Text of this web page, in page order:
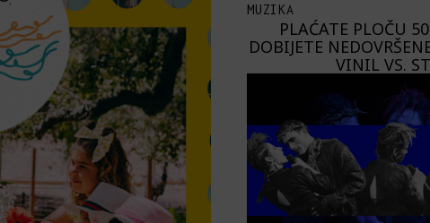
MUZIKA
PLAĆATE PLOČU
DOBIJETE
VINIL VS.